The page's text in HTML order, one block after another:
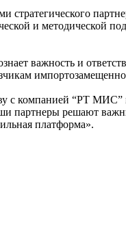
стратегического
и методической
важность и
с компанией “РТ
партнеры решают
платформа».